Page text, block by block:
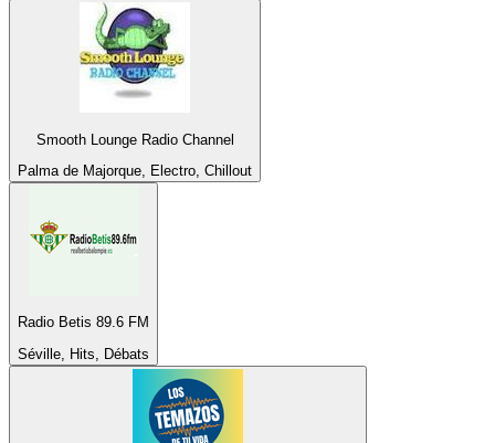
Smooth Lounge Radio Channel
Palma de Majorque, Electro, Chillout
Radio Betis 89.6 FM
Séville, Hits, Débats